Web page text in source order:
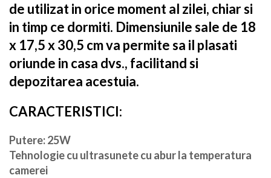
de utilizat in orice moment al zilei, chiar si
in timp ce dormiti. Dimensiunile sale de 18
x 17,5 x 30,5 cm va permite sa il plasati
oriunde in casa dvs., facilitand si
depozitarea acestuia.
CARACTERISTICI:
Putere: 25W
Tehnologie cu ultrasunete cu abur la temperatura
camerei